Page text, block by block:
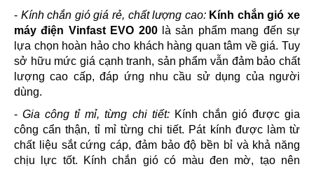
- Kính chắn gió giá rẻ, chất lượng cao: Kính chắn gió xe
máy điện Vinfast EVO 200là sản phẩm mang đến sự
lựa chọn hoàn hảo cho khách hàng quan tâm về giá. Tuy
sở hữu mức giá cạnh tranh, sản phẩm vẫn đảm bảo chất
lượng cao cấp, đáp ứng nhu cầu sử dụng của người
dùng.
-Gia công tỉ mỉ, từng chi tiết:Kính chắn gió được gia
công cẩn thận, tỉ mỉ từng chi tiết. Pát kính được làm từ
chất liệu sắt cứng cáp, đảm bảo độ bền bỉ và khả năng
chịu lực tốt. Kính chắn gió có màu đen mờ, tạo nên